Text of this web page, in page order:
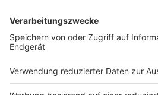
Bauprojekt-Quiz
Häuser-Suche
Hausanbieter-Suche
Bauprojekt-Profil